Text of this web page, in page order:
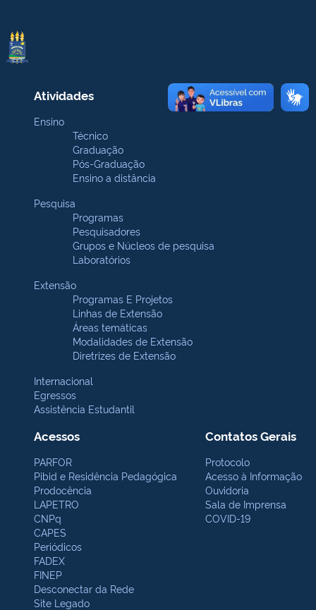
Atividades
Ensino
Técnico
Graduação
Pós-Graduação
Ensino a distância
Pesquisa
Programas
Pesquisadores
Grupos e Núcleos de pesquisa
Laboratórios
Extensão
Programas E Projetos
Linhas de Extensão
Áreas temáticas
Modalidades de Extensão
Diretrizes de Extensão
Internacional
Egressos
Assistência Estudantil
Acessos
PARFOR
Pibid e Residência Pedagógica
Prodocência
LAPETRO
CNPq
CAPES
Periódicos
FADEX
FINEP
Desconectar da Rede
Site Legado
Contatos Gerais
Protocolo
Acesso à Informação
Ouvidoria
Sala de Imprensa
COVID-19